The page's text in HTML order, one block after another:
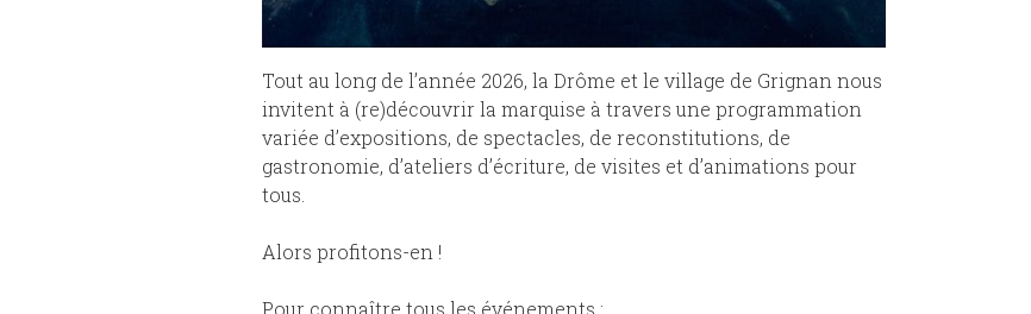
Tout au long de l’année 2026, la Drôme et le village de Grignan nous
invitent à (re)découvrir la marquise à travers une programmation
variée d’expositions, de spectacles, de reconstitutions, de
gastronomie, d’ateliers d’écriture, de visites et d’animations pour
tous.
Alors profitons-en !
Pour connaître tous les événements :